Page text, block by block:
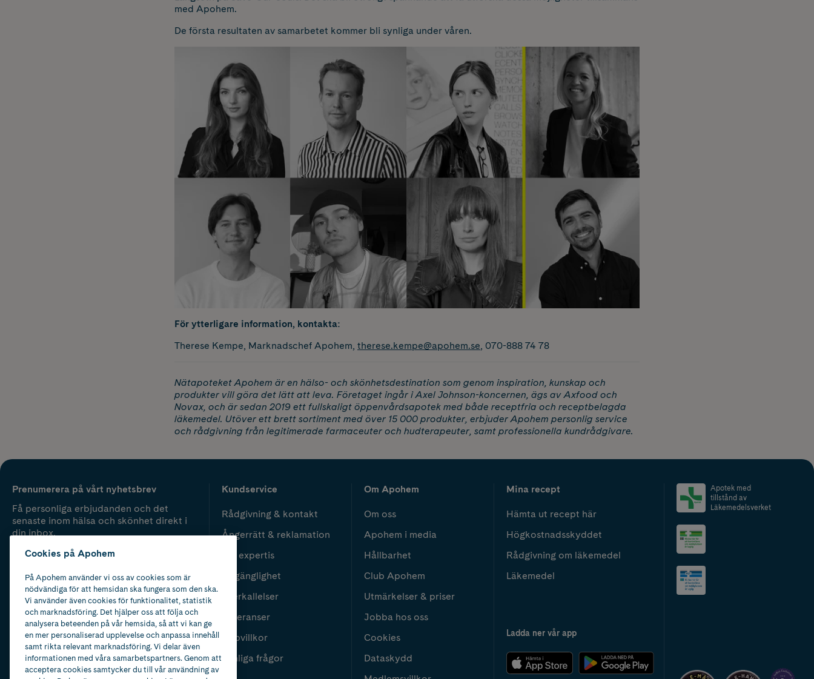
med Apohem.
De första resultaten av samarbetet kommer bli synliga under våren.
För ytterligare information, kontakta:
Therese Kempe, Marknadschef Apohem, therese.kempe@apohem.se, 070-888 74 78
Nätapoteket Apohem är en hälso- och skönhetsdestination som genom inspiration, kunskap och
produkter vill göra det lätt att leva. Företaget ingår i Axel Johnson-koncernen, ägs av Axfood och
Novax, och är sedan 2019 ett fullskaligt öppenvårdsapotek med både receptfria och receptbelagda
läkemedel. Utöver ett brett sortiment med över 15 000 produkter, erbjuder Apohem personlig service
och rådgivning från legitimerade farmaceuter och hudterapeuter, samt professionella kundrådgivare.
Prenumerera på vårt nyhetsbrev
Få personliga erbjudanden och det
senaste inom hälsa och skönhet direkt i
din inbox.
Kundservice
Rådgivning & kontakt
Ångerrätt & reklamation
Vår expertis
Tillgänglighet
Återkallelser
Leveranser
Köpvillkor
Vanliga frågor
Om Apohem
Om oss
Apohem i media
Hållbarhet
Club Apohem
Utmärkelser & priser
Jobba hos oss
Cookies
Dataskydd
Mina recept
Hämta ut recept här
Högkostnadsskyddet
Rådgivning om läkemedel
Läkemedel
Ladda ner vår app
Apotek med
tillstånd av
Läkemedelsverket
Cookies på Apohem
På Apohem använder vi oss av cookies som är
nödvändiga för att hemsidan ska fungera som den ska.
Vi använder även cookies för funktionalitet, statistik
och marknadsföring. Det hjälper oss att följa och
analysera beteenden på vår hemsida, så att vi kan ge
en mer personaliserad upplevelse och anpassa innehåll
samt rikta relevant marknadsföring. Vi delar även
informationen med våra samarbetspartners. Genom att
acceptera cookies samtycker du till vår användning av